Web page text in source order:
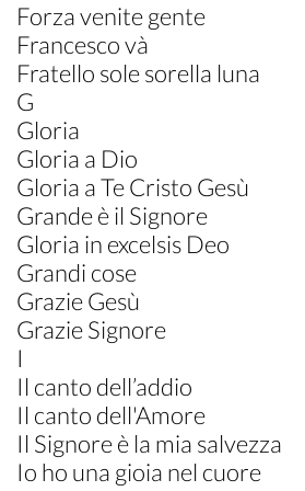
Forza venite gente
Francesco và
Fratello sole sorella luna
G
Gloria
Gloria a Dio
Gloria a Te Cristo Gesù
Grande è il Signore
Gloria in excelsis Deo
Grandi cose
Grazie Gesù
Grazie Signore
I
Il canto dell’addio
Il canto dell'Amore
Il Signore è la mia salvezza
Io ho una gioia nel cuore